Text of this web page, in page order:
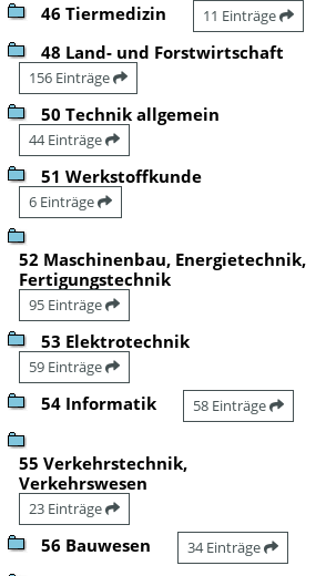
46 Tiermedizin 11 Einträge
48 Land- und Forstwirtschaft
156 Einträge
50 Technik allgemein
44 Einträge
51 Werkstoffkunde
6 Einträge
52 Maschinenbau, Energietechnik,
Fertigungstechnik
95 Einträge
53 Elektrotechnik
59 Einträge
54 Informatik 58 Einträge
55 Verkehrstechnik,
Verkehrswesen
23 Einträge
56 Bauwesen 34 Einträge